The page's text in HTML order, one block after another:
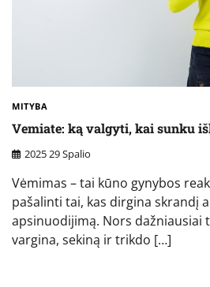
MITYBA
Vemiate: ką valgyti, kai sunku
2025 29 Spalio
Vėmimas – tai kūno gynybos
pašalinti tai, kas dirgina skrandį
apsinuodijimą. Nors dažniausiai
vargina, sekiną ir trikdo […]